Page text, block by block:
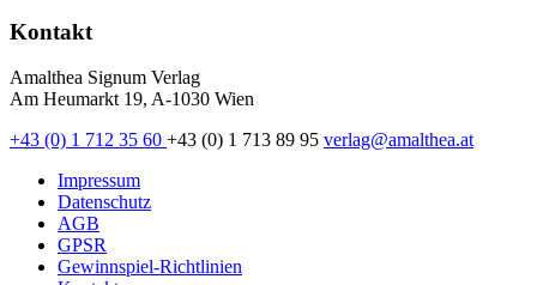
Kontakt
Amalthea Signum Verlag
Am Heumarkt 19, A-1030 Wien
+43 (0) 1 712 35 60 +43 (0) 1 713 89 95 verlag@amalthea.at
Impressum
Datenschutz
AGB
GPSR
Gewinnspiel-Richtlinien